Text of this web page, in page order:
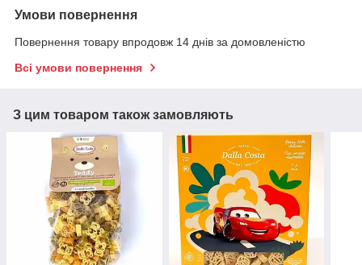
Умови повернення
Повернення товару впродовж 14 днів за домовленістю
Всі умови повернення
З цим товаром також замовляють